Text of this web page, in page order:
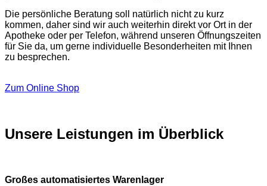
Die persönliche Beratung soll natürlich nicht zu kurz
kommen, daher sind wir auch weiterhin direkt vor Ort in der
Apotheke oder per Telefon, während unseren Öffnungszeiten
für Sie da, um gerne individuelle Besonderheiten mit Ihnen
zu besprechen.
Zum Online Shop
Unsere Leistungen im Überblick
Großes automatisiertes Warenlager